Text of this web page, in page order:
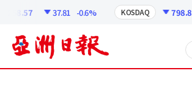
37.81 -0.6% KOSDAQ 798.8